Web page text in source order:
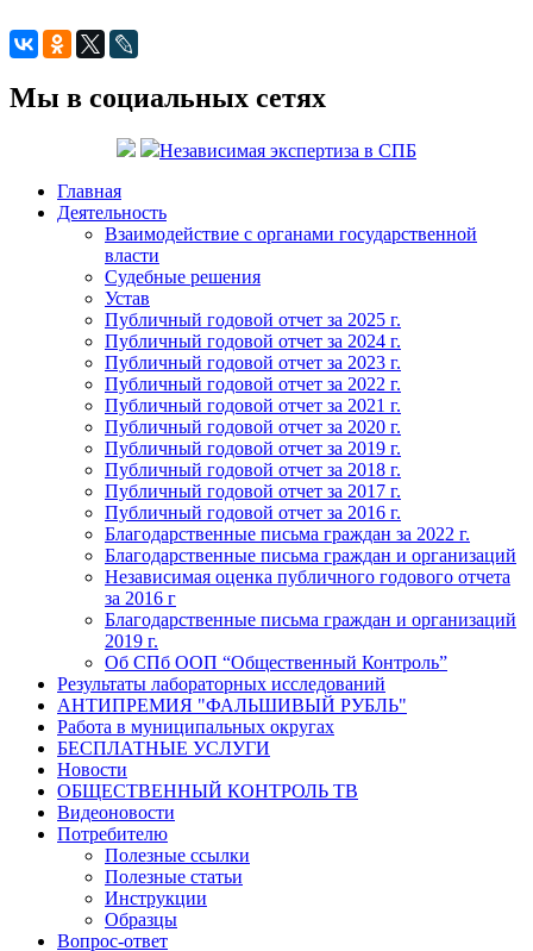
Мы в социальных сетях
Независимая экспертиза в СПБ
Главная
Деятельность
Взаимодействие с органами государственной
власти
Судебные решения
Устав
Публичный годовой отчет за 2025 г.
Публичный годовой отчет за 2024 г.
Публичный годовой отчет за 2023 г.
Публичный годовой отчет за 2022 г.
Публичный годовой отчет за 2021 г.
Публичный годовой отчет за 2020 г.
Публичный годовой отчет за 2019 г.
Публичный годовой отчет за 2018 г.
Публичный годовой отчет за 2017 г.
Публичный годовой отчет за 2016 г.
Благодарственные письма граждан за 2022 г.
Благодарственные письма граждан и организаций
Независимая оценка публичного годового отчета
за 2016 г
Благодарственные письма граждан и организаций
2019 г.
Об СПб ООП “Общественный Контроль”
Результаты лабораторных исследований
АНТИПРЕМИЯ "ФАЛЬШИВЫЙ РУБЛЬ"
Работа в муниципальных округах
БЕСПЛАТНЫЕ УСЛУГИ
Новости
ОБЩЕСТВЕННЫЙ КОНТРОЛЬ ТВ
Видеоновости
Потребителю
Полезные ссылки
Полезные статьи
Инструкции
Образцы
Вопрос-ответ